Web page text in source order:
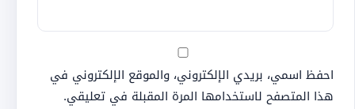
احفظ اسمي، بريدي الإلكتروني، والموقع الإلكتروني في
هذا المتصفح لاستخدامها المرة المقبلة في تعليقي.